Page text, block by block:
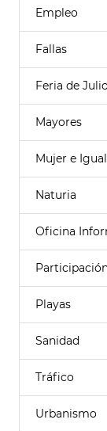
Empleo
Fallas
Feria de Julio
Mayores
Mujer e
Naturia
Oficina
Playas
Sanidad
Tráfico
Urbanismo